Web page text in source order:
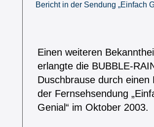
Bericht in der Sendung „Einfach
Einen weiteren
erlangte die BUBBLE-
Duschbrause durch einen
der Fernsehsendung
Genial“ im Oktober 2003.